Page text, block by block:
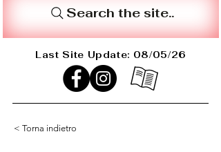
Search the site..
Last Site Update: 08/05/26
< Torna indietro